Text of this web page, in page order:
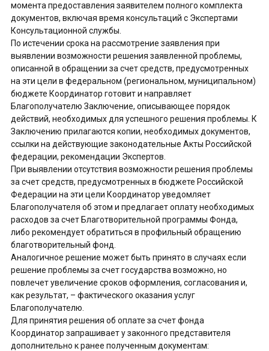
момента предоставления заявителем полного комплекта
документов, включая время консультаций с Экспертами
Консультационной службы.
По истечении срока на рассмотрение заявления при
выявлении возможности решения заявленной проблемы,
описанной в обращении за счет средств, предусмотренных
на эти цели в федеральном (региональном, муниципальном)
бюджете Координатор готовит и направляет
Благополучателю Заключение, описывающее порядок
действий, необходимых для успешного решения проблемы. К
Заключению прилагаются копии, необходимых документов,
ссылки на действующие законодательные Акты Российской
федерации, рекомендации Экспертов.
При выявлении отсутствия возможности решения проблемы
за счет средств, предусмотренных в бюджете Российской
Федерации на эти цели Координатор уведомляет
Благополучателя об этом и предлагает оплату необходимых
расходов за счет Благотворительной программы Фонда,
либо рекомендует обратиться в профильный обращению
благотворительный фонд.
Аналогичное решение может быть принято в случаях если
решение проблемы за счет государства возможно, но
повлечет увеличение сроков оформления, согласования и,
как результат, – фактического оказания услуг
Благополучателю.
Для принятия решения об оплате за счет фонда
Координатор запрашивает у законного представителя
дополнительно к ранее полученным документам: